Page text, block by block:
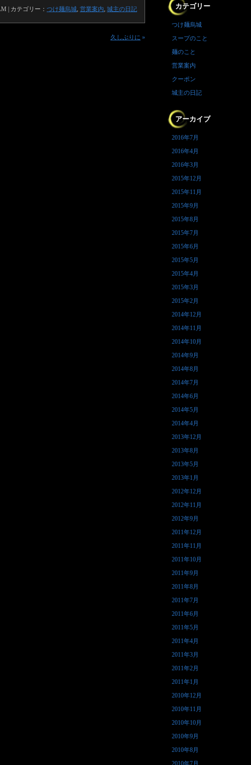
| カテゴリー： つけ麺烏城, 営業案内, 城主の日記
久しぶりに »
カテゴリー
つけ麺烏城
スープのこと
麺のこと
営業案内
クーポン
城主の日記
アーカイブ
2016年7月
2016年4月
2016年3月
2015年12月
2015年11月
2015年9月
2015年8月
2015年7月
2015年6月
2015年5月
2015年4月
2015年3月
2015年2月
2014年12月
2014年11月
2014年10月
2014年9月
2014年8月
2014年7月
2014年6月
2014年5月
2014年4月
2013年12月
2013年8月
2013年5月
2013年1月
2012年12月
2012年11月
2012年9月
2011年12月
2011年11月
2011年10月
2011年9月
2011年8月
2011年7月
2011年6月
2011年5月
2011年4月
2011年3月
2011年2月
2011年1月
2010年12月
2010年11月
2010年10月
2010年9月
2010年8月
2010年7月